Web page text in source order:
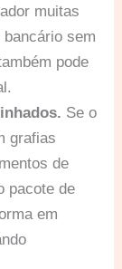
muitas
sem
pode
Se o
grafias
de
pacote de
em